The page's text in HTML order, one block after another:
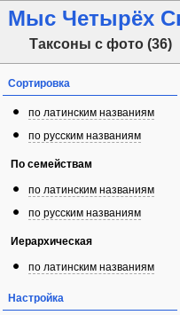
Мыс Четырёх
Таксоны с фото (36)
Сортировка
по латинским названиям
по русским названиям
По семействам
по латинским названиям
по русским названиям
Иерархическая
по латинским названиям
Настройка